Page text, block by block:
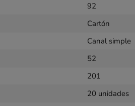
92
Cartón
Canal simple
52
201
20 unidades